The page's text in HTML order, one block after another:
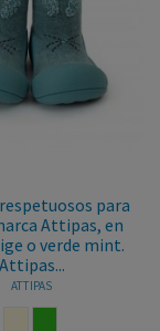
para
Attipas, en
o verde mint.
Attipas...
ATTIPAS